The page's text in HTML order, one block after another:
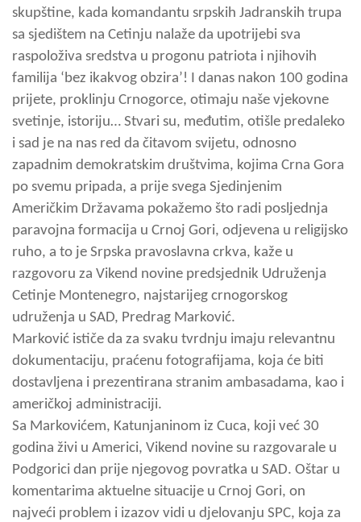
skupštine, kada komandantu srpskih Jadranskih trupa
sa sjedištem na Cetinju nalaže da upotrijebi sva
raspoloživa sredstva u progonu patriota i njihovih
familija ‘bez ikakvog obzira’! I danas nakon 100 godina
prijete, proklinju Crnogorce, otimaju naše vjekovne
svetinje, istoriju… Stvari su, međutim, otišle predaleko
i sad je na nas red da čitavom svijetu, odnosno
zapadnim demokratskim društvima, kojima Crna Gora
po svemu pripada, a prije svega Sjedinjenim
Američkim Državama pokažemo što radi posljednja
paravojna formacija u Crnoj Gori, odjevena u religijsko
ruho, a to je Srpska pravoslavna crkva, kaže u
razgovoru za Vikend novine predsjednik Udruženja
Cetinje Montenegro, najstarijeg crnogorskog
udruženja u SAD, Predrag Marković.
Marković ističe da za svaku tvrdnju imaju relevantnu
dokumentaciju, praćenu fotografijama, koja će biti
dostavljena i prezentirana stranim ambasadama, kao i
američkoj administraciji.
Sa Markovićem, Katunjaninom iz Cuca, koji već 30
godina živi u Americi, Vikend novine su razgovarale u
Podgorici dan prije njegovog povratka u SAD. Oštar u
komentarima aktuelne situacije u Crnoj Gori, on
najveći problem i izazov vidi u djelovanju SPC, koja za